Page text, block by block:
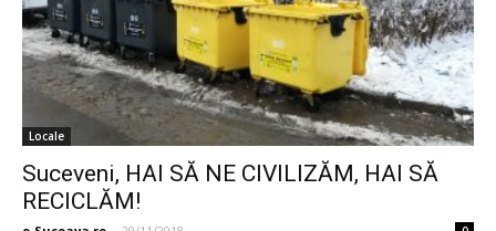
Locale
Suceveni, HAI SĂ NE CIVILIZĂM, HAI SĂ
RECICLĂM!